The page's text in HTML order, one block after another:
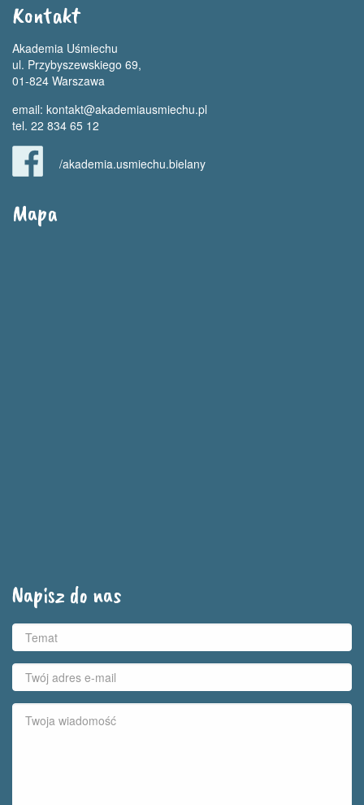
Kontakt
Akademia Uśmiechu
ul. Przybyszewskiego 69,
01-824 Warszawa
email: kontakt@akademiausmiechu.pl
tel. 22 834 65 12
/akademia.usmiechu.bielany
Mapa
Napisz do nas